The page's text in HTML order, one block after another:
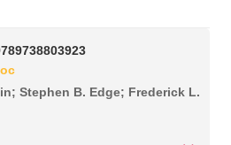
Stephen B. Edge; Frederick L.